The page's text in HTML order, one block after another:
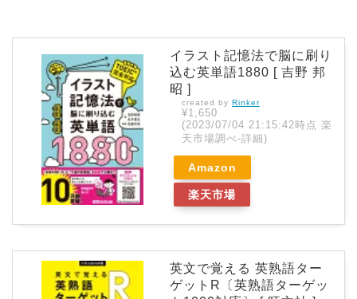
イラスト記憶法で脳に刷り
込む英単語1880 [ 吉野 邦
昭 ]
created by Rinker
¥1,650
(2023/07/04 21:15:42時点 楽
天市場調べ-詳細)
Amazon
楽天市場
英文で覚える 英熟語ター
ゲットR〔英熟語ターゲッ